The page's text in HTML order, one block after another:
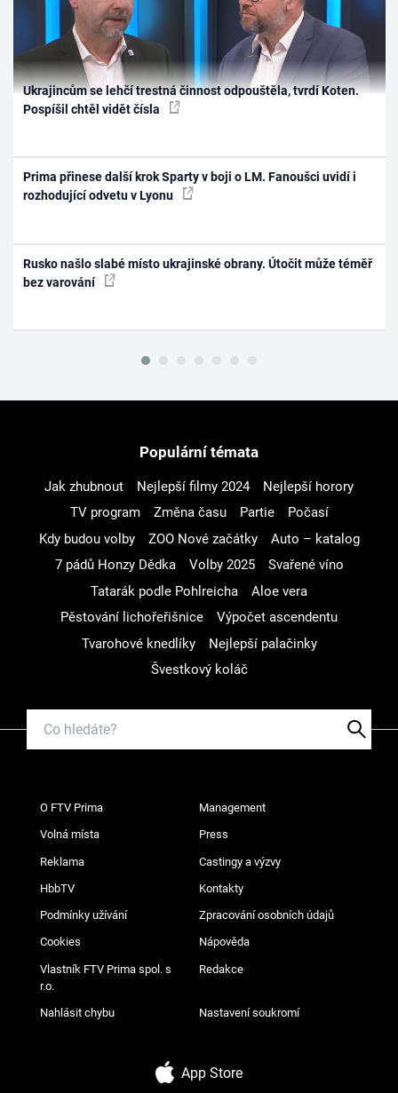
Ukrajincům se lehčí trestná činnost odpouštěla, tvrdí Koten.
Pospíšil chtěl vidět čísla
Prima přinese další krok Sparty v boji o LM. Fanoušci uvidí i
rozhodující odvetu v Lyonu
Rusko našlo slabé místo ukrajinské obrany. Útočit může téměř
bez varování
Populární témata
Jak zhubnout Nejlepší filmy 2024
Nejlepší horory
TV program
Změna času Partie
Počasí
Kdy budou volby
ZOO Nové začátky
Auto – katalog
7 pádů Honzy Dědka
Volby 2025
Svařené víno
Tatarák podle Pohlreicha
Aloe vera
Pěstování lichořeřišnice
Výpočet ascendentu
Tvarohové knedlíky
Nejlepší palačinky
Švestkový koláč
O FTV Prima Management
Volná místa Press
Reklama Castingy a výzvy
HbbTV Kontakty
Podmínky užívání Zpracování osobních údajů
Cookies Nápověda
Vlastník FTV Prima spol. s
r.o.
Redakce
Nahlásit chybu Nastavení soukromí
App Store